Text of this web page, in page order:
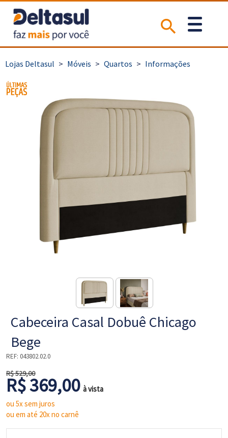
> Móveis > Quartos > Informações
Cabeceira Casal Dobuê Chicago
Bege
REF: 043802.02.0
R$ 529,00
R$ 369,00à vista
ou 5x sem juros
ou em até 20x no carnê